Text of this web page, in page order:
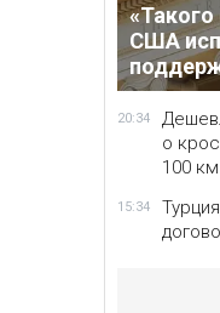
США
20:34
о
100
15:34